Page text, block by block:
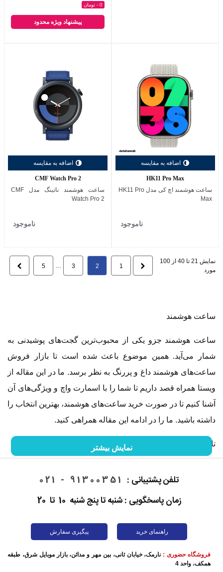
0 - تومان
پیشنهاد ویژه محدود
اضافه به مقایسه
HK11 Pro Max
ساعت هوشمند اچ کی مدل HK11 Pro
Max
ناموجود
اضافه به مقایسه
CMF Watch Pro 2
ساعت هوشمند ناتینگ مدل CMF
Watch Pro 2
ناموجود
نمایش 21 تا 40 از 100
مورد
1
2
3
…
5
ساعت هوشمند
ساعت هوشمند جزو یکی از محبوب‌ترین گجت‌های پوشیدنی به
شمار می‌آید. همین موضوع باعث شده است تا بازار فروش
ساعت‌های هوشمند داغ و پررنگ به نظر برسد. ما در این مقاله از
ویستا همراه قصد داریم تا شما را با اسمارت واچ و ویژگی‌های آن
آشنا کنیم تا در صورت خرید ساعت‌های هوشمند، بهترین انتخاب را
داشته باشید. ما را در ادامه این مقاله همراهی کنید.
تاریخچه ساعت هوشمند
ذخیره‌سازی اطلاعات وارد بازار شد. بعدها با پیشرفت کامپیوترها،
ساعت‌های هوشمند نیز توسعه پیدا کردند. از آن زمان تا به امروز،
طوری که امروزه شاهد تولید ساعت‌های هوشمندی هستیم که
امکان برقراری تماس و... را دارند.
نمایش بیشتر
تلفن پشتیبانی : 91300351 - 021
زمان پاسخگویی : شنبه تا پنج شنبه 10 تا 20
راهنمای خرید پیگیری سفارش
فروشگاه حضوری : نارمک، خیابان ثانی، بین مهر و مدائن، بازار موبایل شرق، طبقه
همکف، واحد 4